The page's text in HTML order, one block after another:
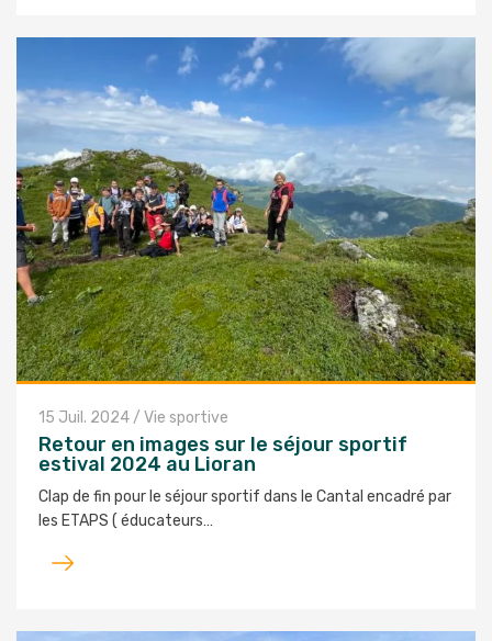
15 Juil. 2024 / Vie sportive
Retour en images sur le séjour sportif
estival 2024 au Lioran
Clap de fin pour le séjour sportif dans le Cantal encadré par
les ETAPS ( éducateurs…
Lire
l'article